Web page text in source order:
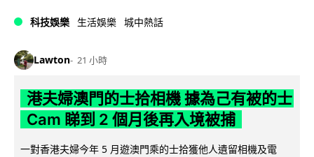
科技娛樂 生活娛樂 城中熱話
Lawton 21 小時
港夫婦澳門的士拾相機 據為己有被的士
Cam 睇到 2 個月後再入境被捕
一對香港夫婦今年 5 月遊澳門乘的士拾獲他人遺留相機及電